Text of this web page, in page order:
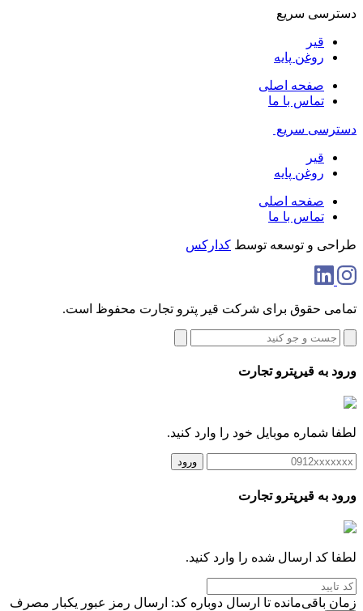
دسترسی سریع
قیر
روغن پایه
صفحه اصلی
تماس با ما
دسترسی سریع
قیر
روغن پایه
صفحه اصلی
تماس با ما
طراحی و توسعه توسط کدارکس
تمامی حقوق برای شرکت قیر پترو تجارت محفوظ است.
ورود به قیرپترو تجارت
لطفا شماره موبایل خود را وارد کنید.
ورود
ورود به قیرپترو تجارت
لطفا کد ارسال شده را وارد کنید.
زمان باقی‌مانده تا ارسال دوباره کد: ارسال رمز عبور یکبار مصرف